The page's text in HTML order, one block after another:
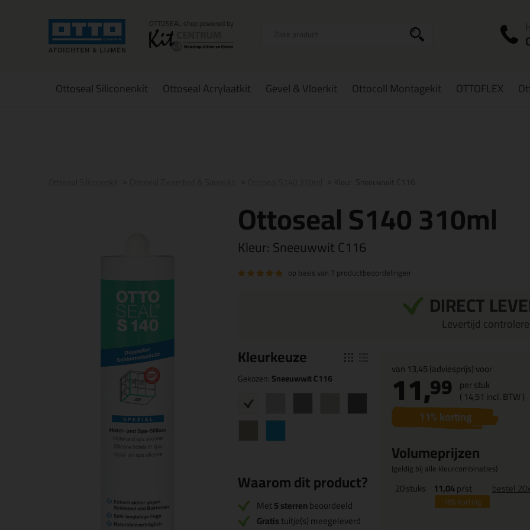
Ottoseal Siliconenkit Ottoseal Acrylaatkit Gevel & Vloerkit Ottocoll Montagekit OTTOFLEX
Kleur: Sneeuwwit C116
Ottoseal S140 310ml
Kleur:Sneeuwwit C116
op basis van 7 productbeoordelingen
DIRECT
Levertijd
Kleurkeuze
Gekozen:Sneeuwwit C116
Waarom dit product?
Met5 sterrenbeoordeeld
Gratistuitje(s) meegeleverd
van 13,45(adviesprijs) voor
11,99 per stuk
( 14,51 incl. BTW )
11% korting
Volumeprijzen
(geldig bij alle kleurcombinaties)
20stuks 11,04p/st
18%korting
bestel